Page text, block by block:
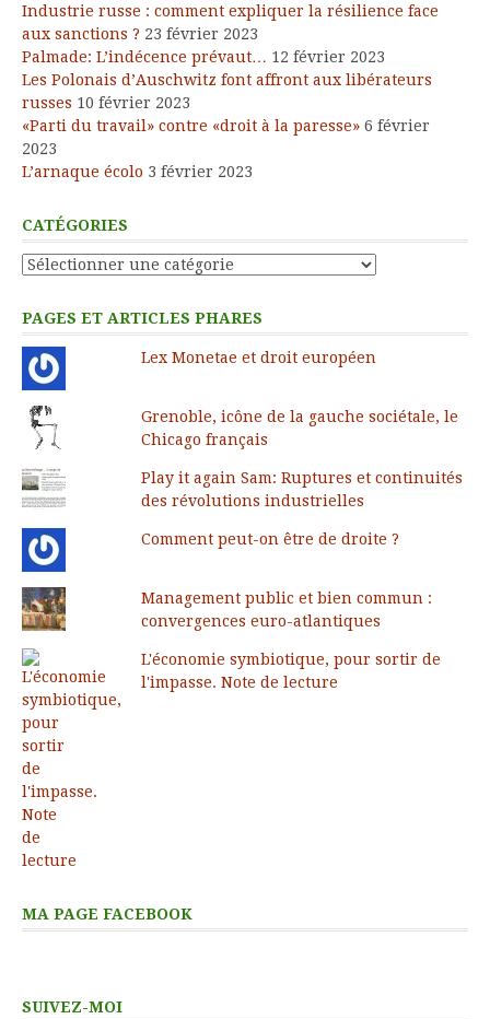
Industrie russe : comment expliquer la résilience face
aux sanctions ? 23 février 2023
Palmade: L’indécence prévaut… 12 février 2023
Les Polonais d’Auschwitz font affront aux libérateurs
russes 10 février 2023
«Parti du travail» contre «droit à la paresse» 6 février
2023
L’arnaque écolo 3 février 2023
CATÉGORIES
Catégories
PAGES ET ARTICLES PHARES
Lex Monetae et droit européen
Grenoble, icône de la gauche sociétale, le
Chicago français
Play it again Sam: Ruptures et continuités
des révolutions industrielles
Comment peut-on être de droite ?
Management public et bien commun :
convergences euro-atlantiques
L'économie symbiotique, pour sortir de
l'impasse. Note de lecture
MA PAGE FACEBOOK
SUIVEZ-MOI